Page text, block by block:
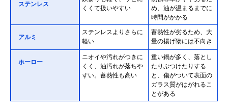
ステンレス
くくて扱いやすい
め、油が温まるまでに
時間がかかる
アルミ
ステンレスよりさらに
軽い
蓄熱性が劣るため、大
量の揚げ物には不向き
ホーロー
ニオイや汚れがつきに
くく、油汚れが落ちや
すい。蓄熱性も高い
重い鍋が多く、落とし
たりぶつけたりする
と、傷がついて表面の
ガラス質がはがれるこ
とがある